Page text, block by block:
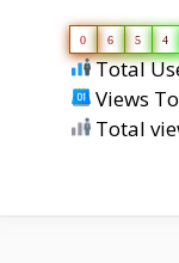
0 6 5 4
Total
Views
Total